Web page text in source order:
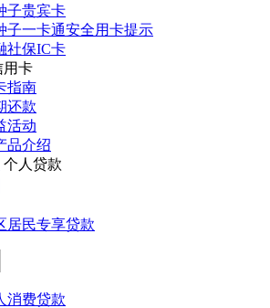
子贵宾卡
子一卡通安全用卡提示
社保IC卡
用卡
指南
还款
活动
品介绍
个人贷款
居民专享贷款
消费贷款